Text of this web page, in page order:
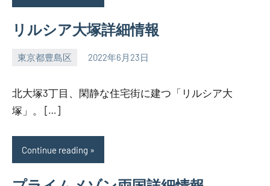
リルシア大塚詳細情報
東京都豊島区 2022年6月23日
SEZIMO
北大塚3丁目、閑静な住宅街に建つ「リルシア大
塚」。 […]
Continue reading